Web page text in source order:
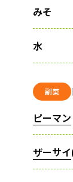
みそ
水
副菜
ピーマン
ザーサイ